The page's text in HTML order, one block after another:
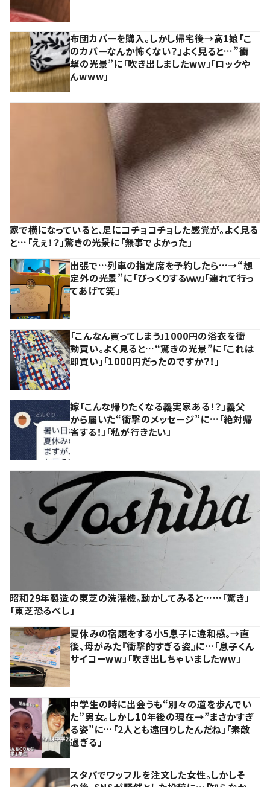
布団カバーを購入。しかし帰宅後→高1娘「こ
のカバーなんか怖くない？」よく見ると…”衝
撃の光景”に「吹き出しましたww」「ロックや
んwww」
家で横になっていると、足にコチョコチョした感覚が。よく見る
と…「えぇ！？」驚きの光景に「無事でよかった」
出張で…列車の指定席を予約したら…→“想
定外の光景”に「びっくりするｗｗ」「連れて行っ
てあげて笑」
「こんなん買ってしまう」1000円の浴衣を衝
動買い。よく見ると…“驚きの光景”に「これは
即買い」「1000円だったのですか？！」
嫁「こんな帰りたくなる義実家ある！？」義父
から届いた“衝撃のメッセージ”に…「絶対帰
省する！」「私が行きたい」
昭和29年製造の東芝の洗濯機。動かしてみると……「驚き」
「東芝恐るべし」
夏休みの宿題をする小5息子に違和感。→直
後、母がみた『衝撃的すぎる姿』に…「息子くん
サイコーww」「吹き出しちゃいましたww」
中学生の時に出会うも“別々の道を歩んでい
た”男女。しかし10年後の現在→”まさかすぎ
る姿”に…「2人とも遠回りしたんだね」「素敵
過ぎる」
スタバでワッフルを注文した女性。しかしそ